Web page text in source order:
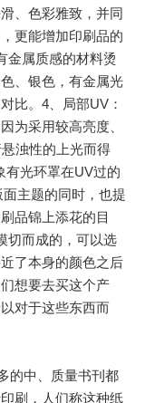
、色彩雅致，并同
更能增加印刷品的
金属质感的材料烫
、银色，有金属光
比。4、局部UV：
为采用较高亮度、
浊性的上光而得
有光环罩在UV过的
主题的同时，也提
品锦上添花的目
切而成的，可以选
了本身的颜色之后
想要去买这个产
对于这些东西而
的中、质量书刊都
刷，人们称这种纸